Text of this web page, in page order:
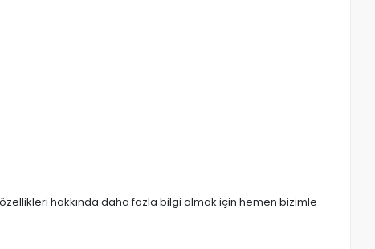
hakkında daha fazla bilgi almak için hemen bizimle